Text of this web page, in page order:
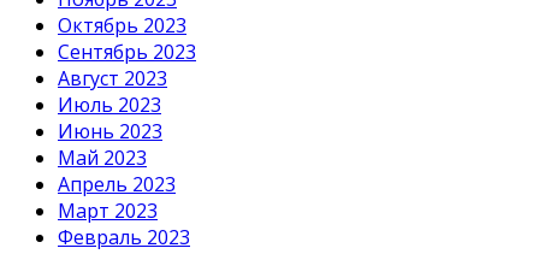
Октябрь 2023
Сентябрь 2023
Август 2023
Июль 2023
Июнь 2023
Май 2023
Апрель 2023
Март 2023
Февраль 2023